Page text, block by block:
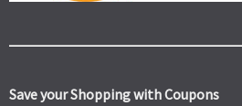
Save your Shopping with Coupons